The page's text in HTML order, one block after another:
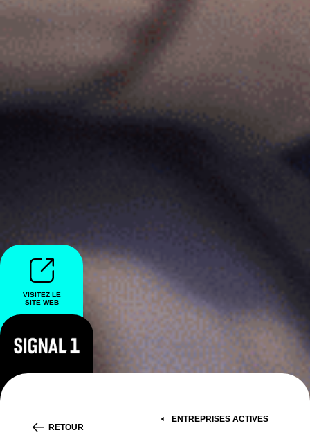
VISITEZ LE
SITE WEB
RETOUR
ENTREPRISES ACTIVES